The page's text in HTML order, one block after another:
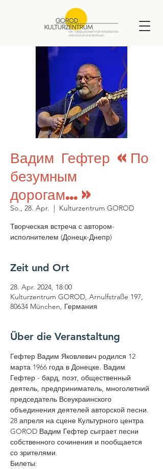
Вадим Гефтер «По
безумным
дорогам…»
So., 28. Apr.
  |
Kulturzentrum GOROD
Творческая встреча с автором-
исполнителем (Донецк-Днепр)
Zeit und Ort
28. Apr. 2024, 18:00
Kulturzentrum GOROD, Arnulfstraße 197,
80634 München, Германия
Über die Veranstaltung
Гефтер Вадим Яковлевич родился 12
марта 1966 года в Донецке. Вадим
Гефтер - бард, поэт, общественный
деятель, предприниматель, многолетний
председатель Всеукраинского
объединения деятелей авторской песни.
28 апреля на сцене Культурного центра
GOROD Вадим Гефтер сыграет песни
собственного сочинения и пообщается
со зрителями.
Билеты: